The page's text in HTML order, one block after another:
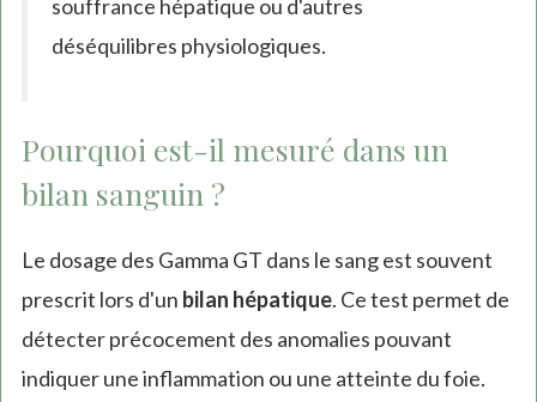
souffrance hépatique ou d'autres
déséquilibres physiologiques.
Pourquoi est-il mesuré dans un
bilan sanguin ?
Le dosage des Gamma GT dans le sang est souvent
prescrit lors d'un bilan hépatique. Ce test permet de
détecter précocement des anomalies pouvant
indiquer une inflammation ou une atteinte du foie.